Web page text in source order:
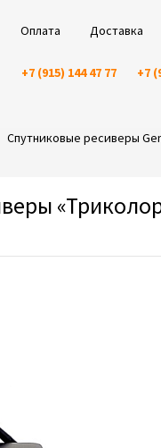
Оплата Доставка
+7 (915) 144 47 77 +7
Спутниковые ресиверы